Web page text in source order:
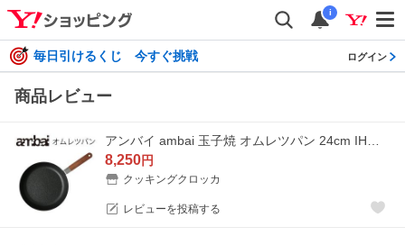
i
毎日引けるくじ 今すぐ挑戦 ログイン
商品レビュー
8,250円
クッキングクロッカ
レビューを投稿する